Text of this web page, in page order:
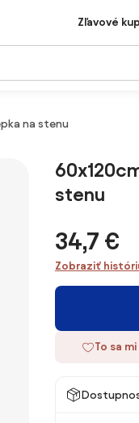
Zľavové
na stenu
stenu
34,7 €
Zobraziť
To sa